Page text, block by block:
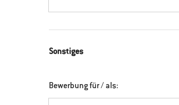
Sonstiges
Bewerbung für / als: